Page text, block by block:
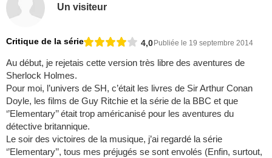
Un visiteur
Critique de la série 4,0Publiée le 19 septembre 2014
Au début, je rejetais cette version très libre des aventures de
Sherlock Holmes.
Pour moi, l’univers de SH, c’était les livres de Sir Arthur Conan
Doyle, les films de Guy Ritchie et la série de la BBC et que
‘’Elementary’’ était trop américanisé pour les aventures du
détective britannique.
Le soir des victoires de la musique, j’ai regardé la série
‘’Elementary’’, tous mes préjugés se sont envolés (Enfin, surtout,